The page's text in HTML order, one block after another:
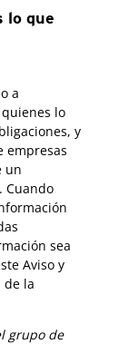
lo que
a
lo
y
empresas
un
Cuando
sea
Aviso y
de la
grupo de